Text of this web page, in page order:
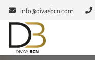
info@divasbcn.com